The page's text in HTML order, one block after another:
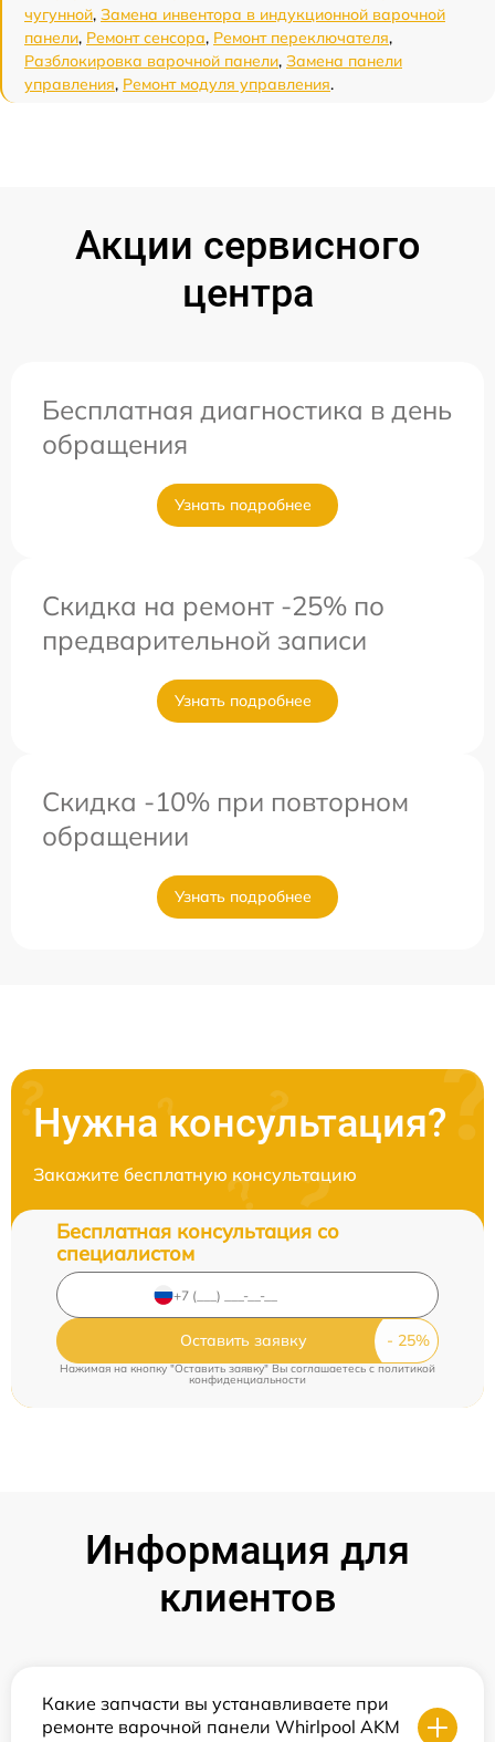
чугунной, Замена инвентора в индукционной варочной
панели, Ремонт сенсора, Ремонт переключателя,
Разблокировка варочной панели, Замена панели
управления, Ремонт модуля управления.
Акции сервисного
центра
Бесплатная диагностика в день
обращения
Узнать подробнее
Скидка на ремонт -25% по
предварительной записи
Узнать подробнее
Скидка -10% при повторном
обращении
Узнать подробнее
Нужна консультация?
Закажите бесплатную консультацию
Бесплатная консультация со
специалистом
Оставить заявку
Нажимая на кнопку "Оставить заявку" Вы соглашаетесь c политикой
конфиденциальности
Информация для
клиентов
Какие запчасти вы устанавливаете при
ремонте варочной панели Whirlpool AKM